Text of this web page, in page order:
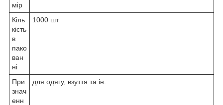
мір
Кіль
кість
в
пако
ван
ні
1000 шт
При
знач
енн
для одягу, взуття та ін.